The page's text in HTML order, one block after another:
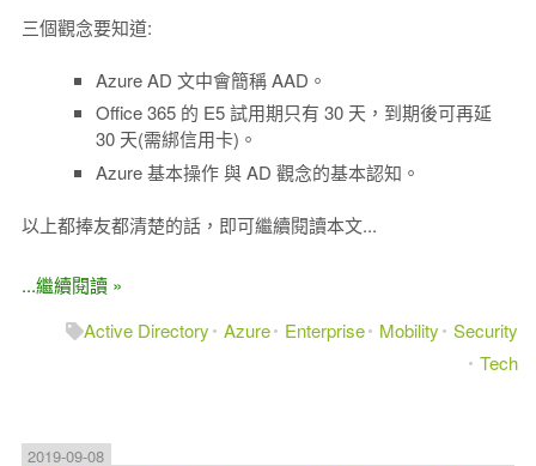
三個觀念要知道:
Azure AD 文中會簡稱 AAD。
Office 365 的 E5 試用期只有 30 天，到期後可再延
30 天(需綁信用卡)。
Azure 基本操作 與 AD 觀念的基本認知。
以上都捧友都清楚的話，即可繼續閱讀本文...
...繼續閱讀 »
Active Directory
Azure Enterprise Mobility
Security
Tech
2019-09-08